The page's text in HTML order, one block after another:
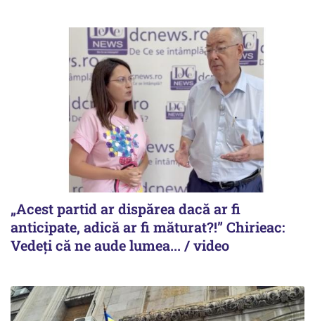
„Acest partid ar dispărea dacă ar fi
anticipate, adică ar fi măturat?!” Chirieac:
Vedeți că ne aude lumea... / video